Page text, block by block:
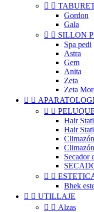
 
Gordon
Gala
  SILLON
Spa pedi
Astra
Gem
Anita
Zeta
Zeta
 
 
Hair
Hair
Secador
 
Bhek
  UTILLAJE
  Alzas